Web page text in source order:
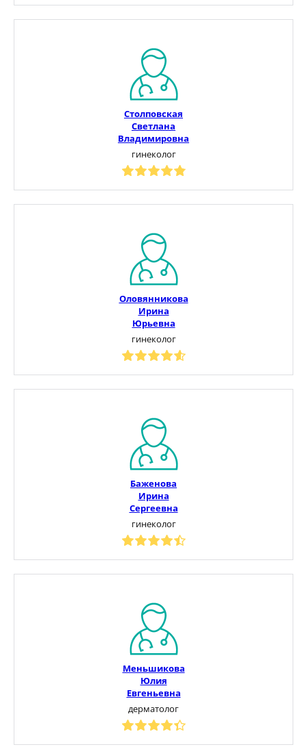
Столповская
Светлана
Владимировна
гинеколог
Оловянникова
Ирина
Юрьевна
гинеколог
Баженова
Ирина
Сергеевна
гинеколог
Меньшикова
Юлия
Евгеньевна
дерматолог